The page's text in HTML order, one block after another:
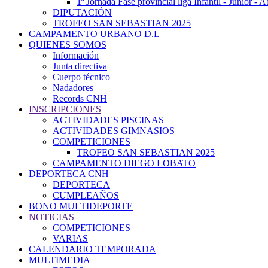
DIPUTACIÓN
TROFEO SAN SEBASTIAN 2025
CAMPAMENTO URBANO D.L
QUIENES SOMOS
Información
Junta directiva
Cuerpo técnico
Nadadores
Records CNH
INSCRIPCIONES
ACTIVIDADES PISCINAS
ACTIVIDADES GIMNASIOS
COMPETICIONES
TROFEO SAN SEBASTIAN 2025
CAMPAMENTO DIEGO LOBATO
DEPORTECA CNH
DEPORTECA
CUMPLEAÑOS
BONO MULTIDEPORTE
NOTICIAS
COMPETICIONES
VARIAS
CALENDARIO TEMPORADA
MULTIMEDIA